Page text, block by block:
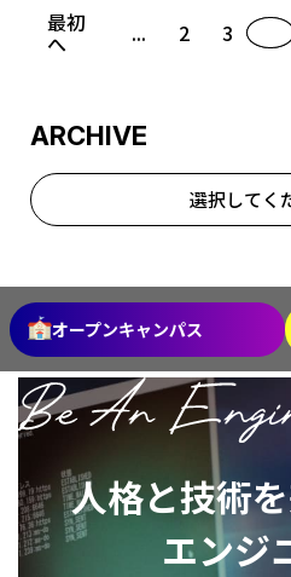
ARCHIVE
選択してく
2026年3月
2026年1月
2025年11月
2025年9月
最初
へ ... 2 3
オープンキャンパス
人格と技術
エンジ